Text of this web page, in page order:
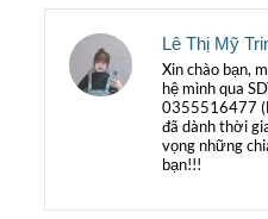
Lê Thị Mỹ
Xin chào bạn,
hệ mình qua
0355516477
đã dành thời
vọng những
bạn!!!